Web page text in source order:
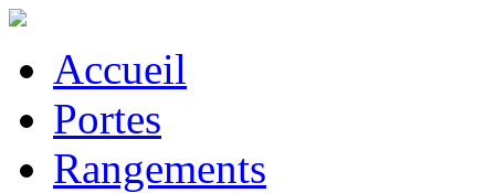
Accueil
Portes
Rangements